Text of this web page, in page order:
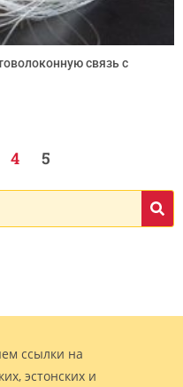
связь с
4 5
ссылки на
эстонских и